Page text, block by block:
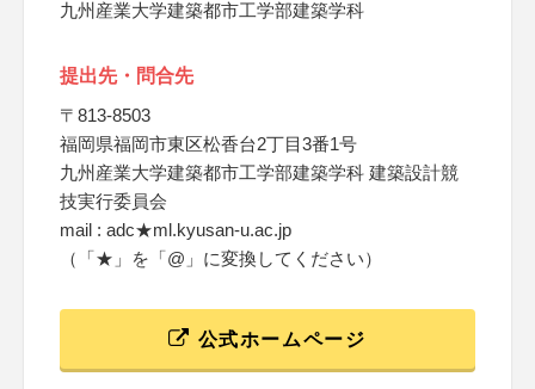
九州産業大学建築都市工学部建築学科
提出先・問合先
〒813-8503
福岡県福岡市東区松香台2丁目3番1号
九州産業大学建築都市工学部建築学科 建築設計競
技実行委員会
mail : adc★ml.kyusan-u.ac.jp
（「★」を「@」に変換してください）
公式ホームページ